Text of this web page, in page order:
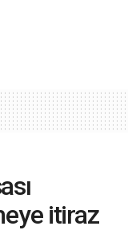
itiraz